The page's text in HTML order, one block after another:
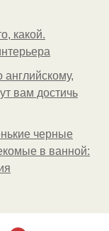
какой.
вам достичь
черные
в ванной: